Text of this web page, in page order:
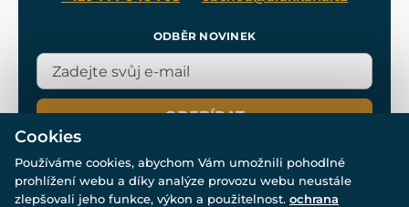
ODBĚR NOVINEK
ODEBÍRAT
Cookies
Používáme cookies, abychom Vám umožnili pohodlné
prohlížení webu a díky analýze provozu webu neustále
zlepšovali jeho funkce, výkon a použitelnost. ochrana